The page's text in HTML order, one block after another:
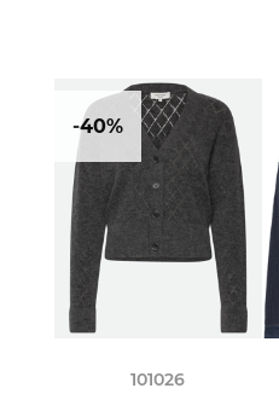
-40%
101026